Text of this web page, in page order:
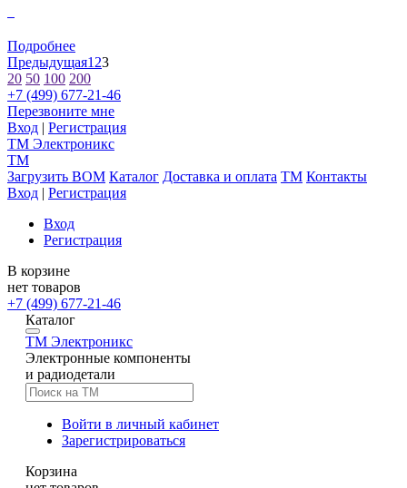
Подробнее
Предыдущая1 23
20 50 100 200
+7 (499) 677-21-46
Перезвоните мне
Вход | Регистрация
TM Электроникс
TM
Загрузить BOM Каталог Доставка и оплата TM Контакты
Вход | Регистрация
Вход
Регистрация
В корзине
нет товаров
+7 (499) 677-21-46
Каталог
TM Электроникс
Электронные компоненты
и радиодетали
Войти в личный кабинет
Зарегистрироваться
Корзина